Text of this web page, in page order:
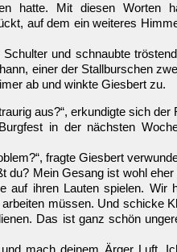
hatte. Mit diesen Worten
auf dem ein weiteres
und schnaubte
einer der Stallburschen
ab und winkte Giesbert zu.
aus?“, erkundigte sich der
in der nächsten
fragte Giesbert
du? Mein Gesang ist wohl
auf ihren Lauten spielen. Wir
müssen. Und schicke
Das ist ganz schön
mach deinem Ärger Luft.